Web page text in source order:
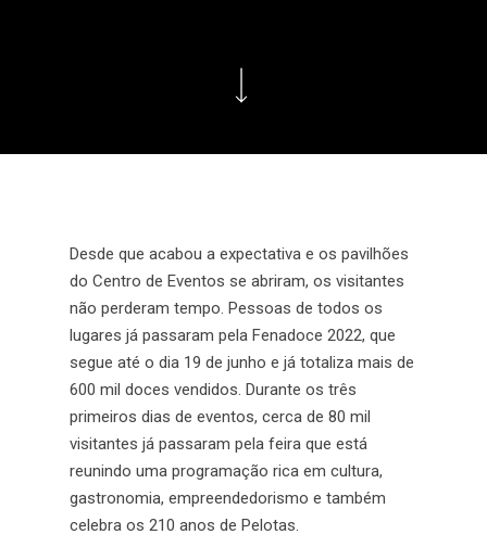
Desde que acabou a expectativa e os pavilhões
do Centro de Eventos se abriram, os visitantes
não perderam tempo. Pessoas de todos os
lugares já passaram pela Fenadoce 2022, que
segue até o dia 19 de junho e já totaliza mais de
600 mil doces vendidos. Durante os três
primeiros dias de eventos, cerca de 80 mil
visitantes já passaram pela feira que está
reunindo uma programação rica em cultura,
gastronomia, empreendedorismo e também
celebra os 210 anos de Pelotas.